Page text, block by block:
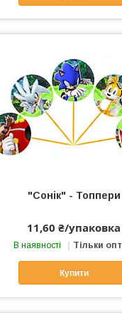
"Сонік" - Топпери
11,60 ₴/упаковка
В наявності Тільки
Купити